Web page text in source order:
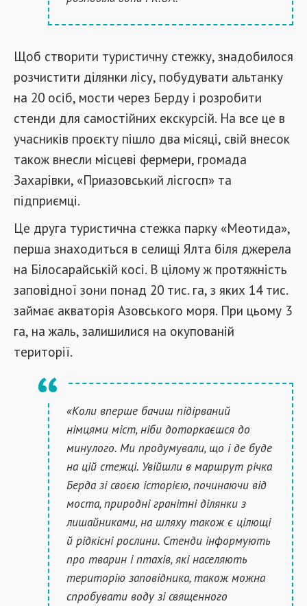
Щоб створити туристичну стежку, знадобилося
розчистити ділянки лісу, побудувати альтанку
на 20 осіб, мости через Берду і розробити
стенди для самостійних екскурсій. На все це в
учасників проєкту пішло два місяці, свій внесок
також внесли місцеві фермери, громада
Захарівки, «Приазовський лісгосп» та
підприємці.
Це друга туристична стежка парку «Меотида»,
перша знаходиться в селищі Ялта біля джерела
на Білосарайській косі. В цілому ж протяжність
заповідної зони понад 20 тис. га, з яких 14 тис.
займає акваторія Азовського моря. При цьому 3
га, на жаль, залишилися на окупованій
території.
«Коли вперше бачиш підірваний
німцями міст, ніби доторкаєшся до
минулого. Ми продумували, що і де буде
на цій стежці. Увійшли в маршрут річка
Берда зі своєю історією, починаючи від
моста, природні гранітні ділянки з
лишайниками, на шляху також є цілющі
й рідкісні рослини. Стенди інформують
про тварин і птахів, які населяють
територію заповідника, також можна
спробувати воду зі священного